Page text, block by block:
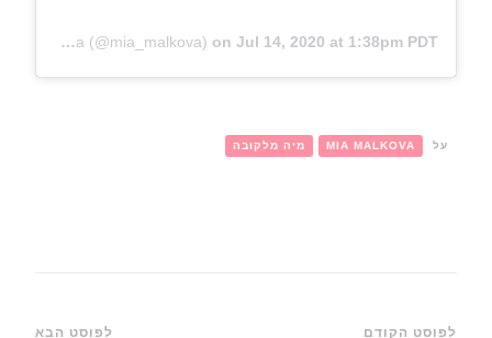
A post shared by Mia Malkova (@mia_malkova) on Jul 14, 2020 at 1:38pm PDT
על MIA MALKOVA מיה מלקובה
לפוסט הקודם לפוסט הבא